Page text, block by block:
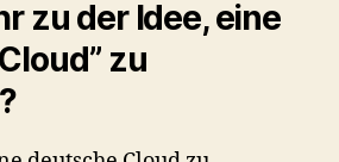
zu der Idee, eine
zu